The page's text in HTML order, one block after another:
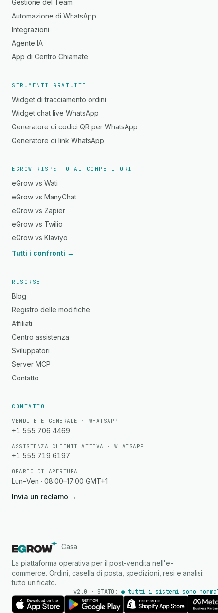
Gestione del Team
Automazione di WhatsApp
Integrazioni
Agente IA
App di Centro Chiamate
STRUMENTI GRATUITI
Widget di tracciamento ordini
Widget chat live WhatsApp
Generatore di codici QR per WhatsApp
Generatore di link WhatsApp
EGROW RISPETTO AI COMPETITORI
eGrow vs Wati
eGrow vs ManyChat
eGrow vs Zapier
eGrow vs Twilio
eGrow vs Klaviyo
Tutti i confronti →
RISORSE
Blog
Registro delle modifiche
Affiliati
Centro assistenza
Sviluppatori
Server MCP
Contatto
CONTATTO
VENDITE E GENERALE · WHATSAPP
+1 555 706 4469
ASSISTENZA CLIENTI ATTIVA · WHATSAPP
+1 555 719 6197
ORARIO DI APERTURA
Lun–Ven · 08:00–17:00 GMT+1
Invia un reclamo →
Casa
La piattaforma operativa per il post-vendita nell'e-
commerce. Ordini, casella di posta, spedizioni, resi e analisi:
tutto unificato.
v2.0 · STATO: ● tutti i sistemi sono